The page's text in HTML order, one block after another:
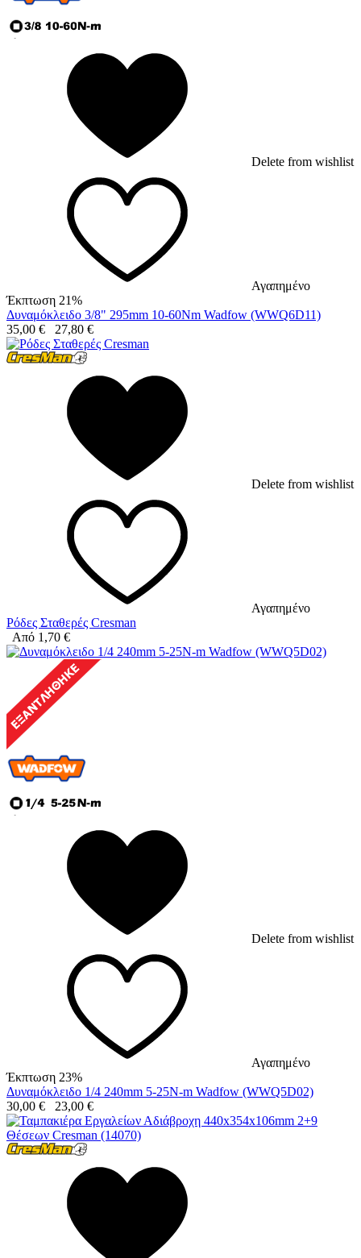
Delete from wishlist
Αγαπημένο
Έκπτωση 21%
Δυναμόκλειδο 3/8" 295mm 10-60Nm Wadfow (WWQ6D11)
35,00 € 27,80 €
Delete from wishlist
Αγαπημένο
Ρόδες Σταθερές Cresman
Από 1,70 €
Delete from wishlist
Αγαπημένο
Έκπτωση 23%
Δυναμόκλειδο 1/4 240mm 5-25N-m Wadfow (WWQ5D02)
30,00 € 23,00 €